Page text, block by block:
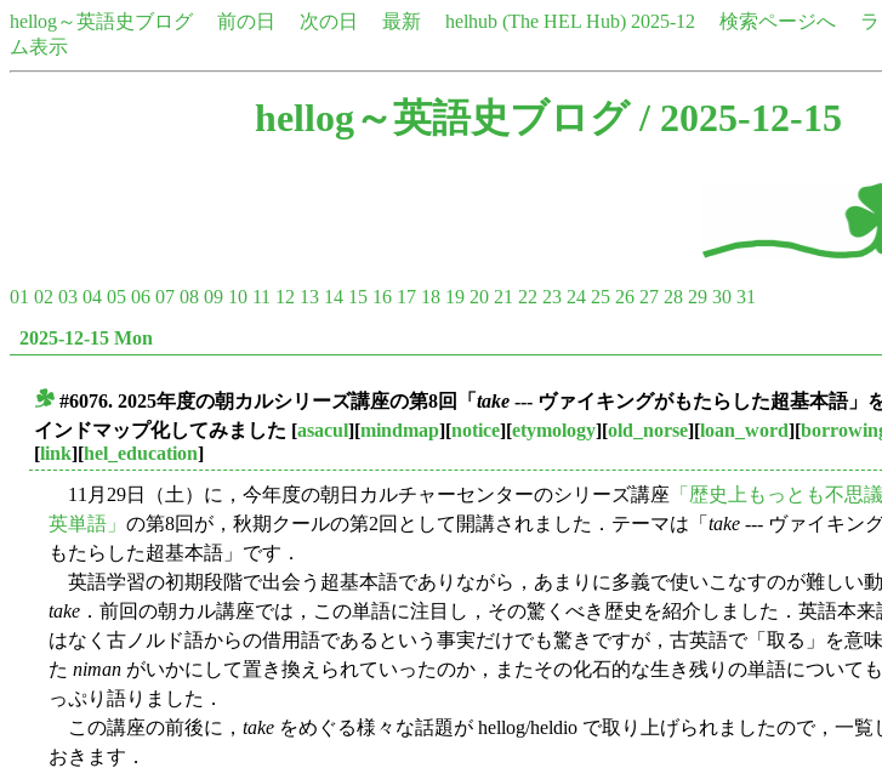
hellog～英語史ブログ 前の日 次の日 最新 helhub (The HEL Hub) 2025-12 検索ページへ
ム表示
hellog～英語史ブログ/ 2025-12-15
01 02 03 04 05 06 07 08 09 10 11 12 13 14 15 16 17 18 19 20 21 22 23 24 25 26 27 28 29 30 31
2025-12-15 Mon
#6076. 2025年度の朝カルシリーズ講座の第8回「 take --- ヴァイキングがもたらした超基本語」
インドマップ化してみました [asacul][mindmap][notice][etymology][old_norse][loan_word][
[link][hel_education]
11月29日（土）に，今年度の朝日カルチャーセンターのシリーズ講座 「歴史上もっとも不思
英単語」 の第8回が，秋期クールの第2回として開講されました．テーマは「 take --- ヴァイキン
もたらした超基本語」です．
英語学習の初期段階で出会う超基本語でありながら，あまりに多義で使いこなすのが難しい
take ．前回の朝カル講座では，この単語に注目し，その驚くべき歴史を紹介しました．英語本来
はなく古ノルド語からの借用語であるという事実だけでも驚きですが，古英語で「取る」を意
た niman がいかにして置き換えられていったのか，またその化石的な生き残りの単語について
っぷり語りました．
この講座の前後に， take をめぐる様々な話題が hellog/heldio で取り上げられましたので，一覧
おきます．